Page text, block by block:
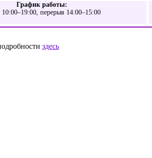
График работы:
перерыв 14:00–15:00
здесь